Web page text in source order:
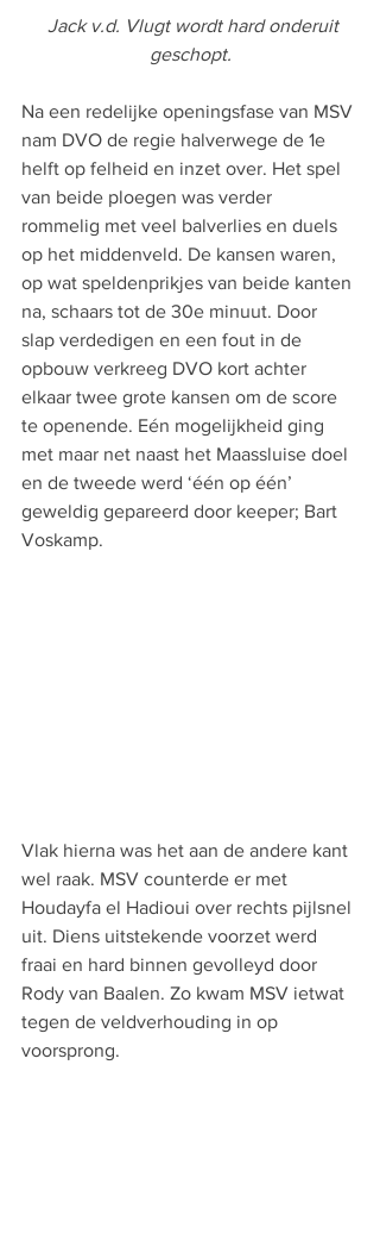
Jack v.d. Vlugt wordt hard onderuit
geschopt.
Na een redelijke openingsfase van MSV
nam DVO de regie halverwege de 1e
helft op felheid en inzet over. Het spel
van beide ploegen was verder
rommelig met veel balverlies en duels
op het middenveld. De kansen waren,
op wat speldenprikjes van beide kanten
na, schaars tot de 30e minuut. Door
slap verdedigen en een fout in de
opbouw verkreeg DVO kort achter
elkaar twee grote kansen om de score
te openende. Eén mogelijkheid ging
met maar net naast het Maassluise doel
en de tweede werd ‘één op één’
geweldig gepareerd door keeper; Bart
Voskamp.
Vlak hierna was het aan de andere kant
wel raak. MSV counterde er met
Houdayfa el Hadioui over rechts pijlsnel
uit. Diens uitstekende voorzet werd
fraai en hard binnen gevolleyd door
Rody van Baalen. Zo kwam MSV ietwat
tegen de veldverhouding in op
voorsprong.